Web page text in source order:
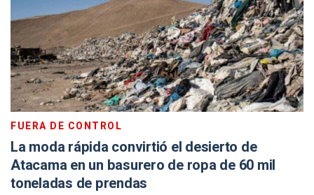
FUERA DE CONTROL
La moda rápida convirtió el desierto de
Atacama en un basurero de ropa de 60 mil
toneladas de prendas